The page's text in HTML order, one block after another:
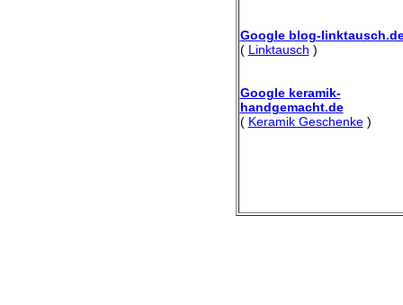
Google blog-
( Linktausch )
Google keramik-
handgemacht.de
( Keramik Geschenke)